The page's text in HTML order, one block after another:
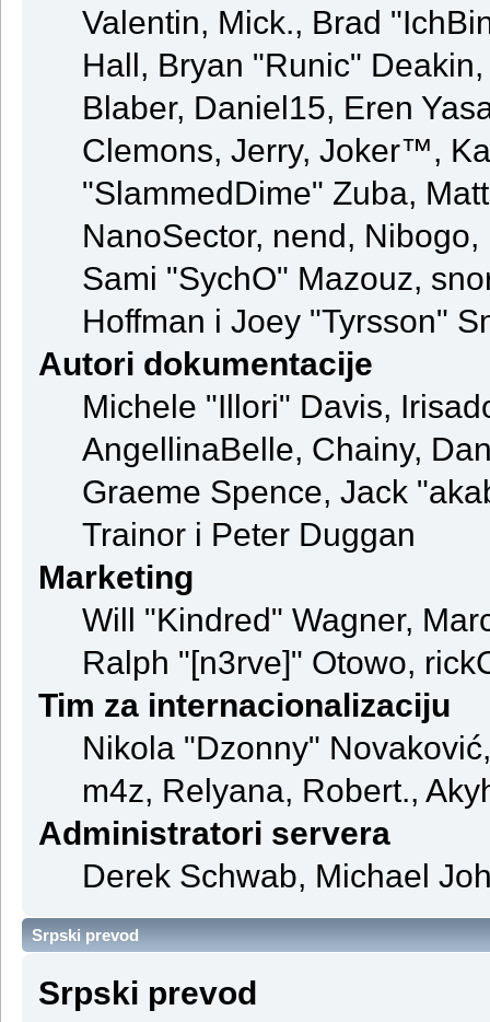
Valentin, Mick., Brad
Hall, Bryan "Runic"
Blaber, Daniel15, Eren
Clemons, Jerry, Joker™,
"SlammedDime" Zuba,
NanoSector, nend,
Sami "SychO" Mazouz,
Hoffman i Joey "Tyrsson"
Autori dokumentacije
Michele "Illori" Davis,
AngellinaBelle, Chainy,
Graeme Spence, Jack
Trainor i Peter Duggan
Marketing
Will "Kindred" Wagner,
Ralph "[n3rve]" Otowo,
Tim za internacionalizaciju
Nikola "Dzonny"
m4z, Relyana, Robert.,
Administratori servera
Derek Schwab, Michael
Srpski prevod
Srpski prevod